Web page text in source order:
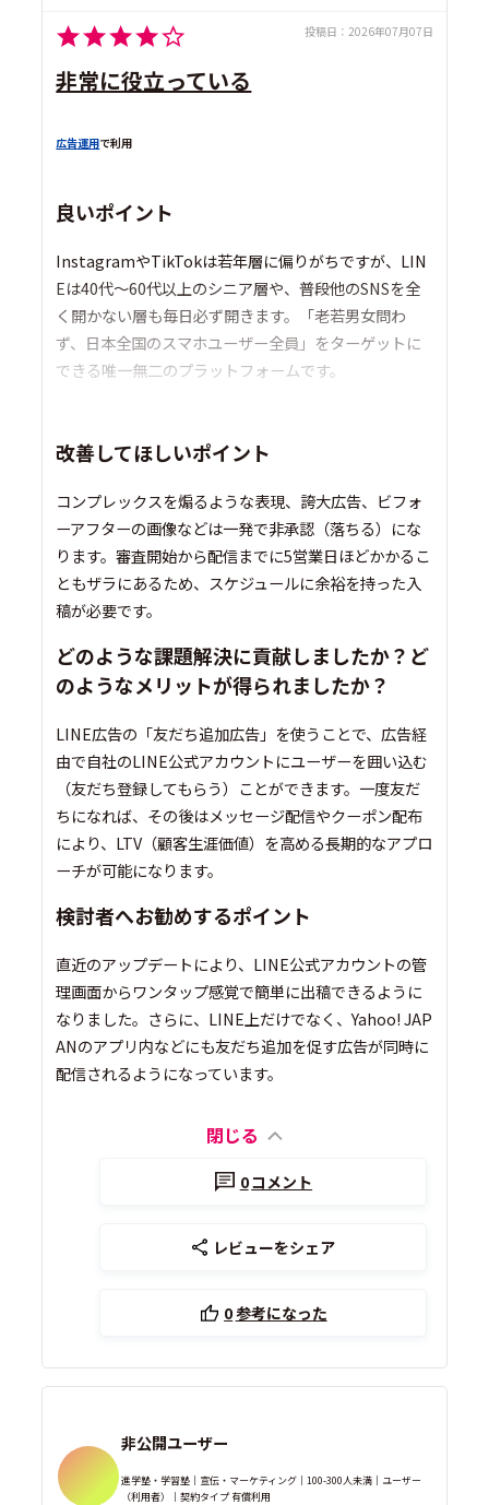
投稿日： 2026年07月07日
非常に役立っている
広告運用で利用
良いポイント
InstagramやTikTokは若年層に偏りがちですが、LIN
Eは40代〜60代以上のシニア層や、普段他のSNSを全
く開かない層も毎日必ず開きます。「老若男女問わ
ず、日本全国のスマホユーザー全員」をターゲットに
できる唯一無二のプラットフォームです。
改善してほしいポイント
コンプレックスを煽るような表現、誇大広告、ビフォ
ーアフターの画像などは一発で非承認（落ちる）にな
ります。審査開始から配信までに5営業日ほどかかるこ
ともザラにあるため、スケジュールに余裕を持った入
稿が必要です。
どのような課題解決に貢献しましたか？ど
のようなメリットが得られましたか？
LINE広告の「友だち追加広告」を使うことで、広告経
由で自社のLINE公式アカウントにユーザーを囲い込む
（友だち登録してもらう）ことができます。一度友だ
ちになれば、その後はメッセージ配信やクーポン配布
により、LTV（顧客生涯価値）を高める長期的なアプロ
ーチが可能になります。
検討者へお勧めするポイント
直近のアップデートにより、LINE公式アカウントの管
理画面からワンタップ感覚で簡単に出稿できるように
なりました。さらに、LINE上だけでなく、Yahoo! JAP
ANのアプリ内などにも友だち追加を促す広告が同時に
配信されるようになっています。
閉じる
0コメント
レビューをシェア
0参考になった
非公開ユーザー
進学塾・学習塾｜宣伝・マーケティング｜100-300人未満｜ユーザー
（利用者）｜契約タイプ 有償利用